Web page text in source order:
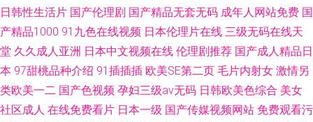
日韩性生活片 国产伦理剧 国产精品无套无码 成年人网站免费 国
产精品1000 91九色在线视频 日本伦理片在线 三级无码在线天
堂 久久成人亚洲 日本中文视频在线 伦理剧推荐 国产成人精品日
本 97甜桃品种介绍 91插插插 欧美SE第二页 毛片内射女 激情另
类欧美一二 国产色视频 孕妇三级av无码 日韩欧美色综合 美女
社区成人 在线免费看片 日本一级 国产传媒视频网站 免费观看污